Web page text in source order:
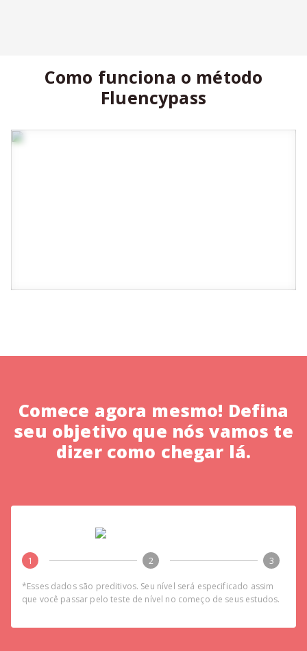
Como funciona o método
Fluencypass
Comece agora mesmo! Defina
seu objetivo que nós vamos te
dizer como chegar lá.
1 2 3
*Esses dados são preditivos. Seu nível será especificado assim
que você passar pelo teste de nível no começo de seus estudos.